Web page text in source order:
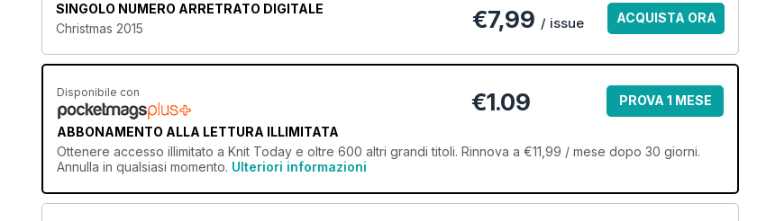
SINGOLO NUMERO ARRETRATO DIGITALE
Christmas 2015
€7,99 / issue ACQUISTA ORA
Disponibile con
ABBONAMENTO ALLA LETTURA ILLIMITATA
€1.09 PROVA 1 MESE
Ottenere accesso illimitato a Knit Today e oltre 600 altri grandi titoli. Rinnova a €11,99 / mese dopo 30 giorni.
Annulla in qualsiasi momento. Ulteriori informazioni